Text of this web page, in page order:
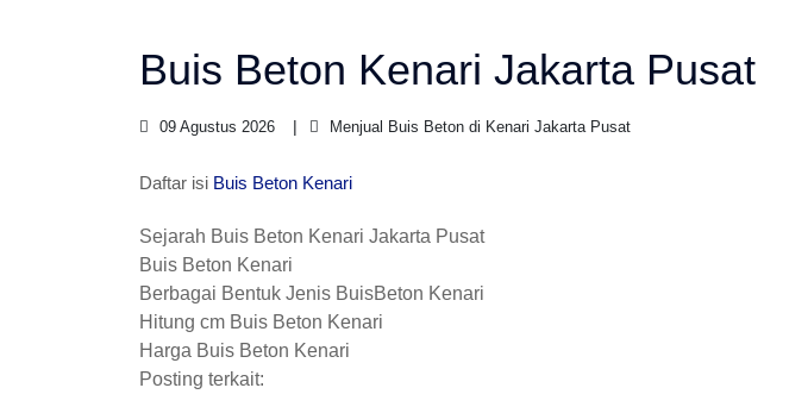
Buis Beton Kenari Jakarta Pusat
09 Agustus 2026 Menjual Buis Beton di Kenari Jakarta Pusat
Daftar isi Buis Beton Kenari
Sejarah Buis Beton Kenari Jakarta Pusat
Buis Beton Kenari
Berbagai Bentuk Jenis BuisBeton Kenari
Hitung cm Buis Beton Kenari
Harga Buis Beton Kenari
Posting terkait: